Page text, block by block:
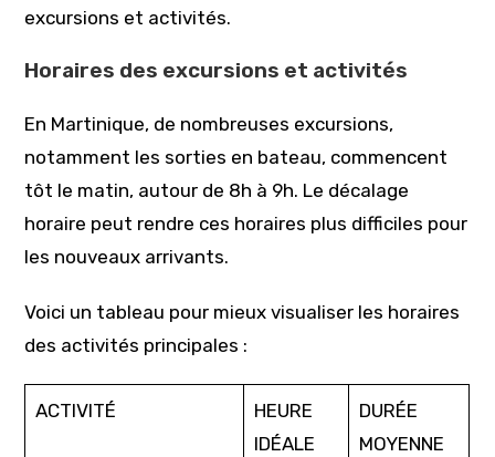
excursions et activités.
Horaires des excursions et activités
En Martinique, de nombreuses excursions,
notamment les sorties en bateau, commencent
tôt le matin, autour de 8h à 9h. Le décalage
horaire peut rendre ces horaires plus difficiles pour
les nouveaux arrivants.
Voici un tableau pour mieux visualiser les horaires
des activités principales :
ACTIVITÉ
HEURE
IDÉALE
DURÉE
MOYENNE